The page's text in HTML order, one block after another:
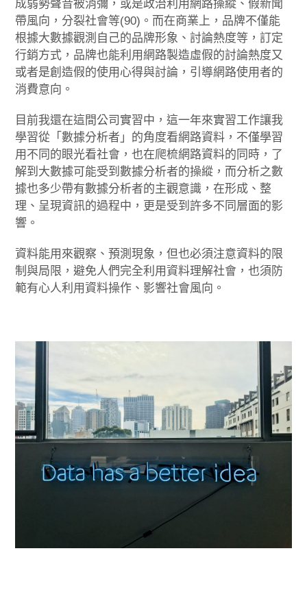
成弱勢聲音被消彌，或是政治利用網路操縱、假新聞
帶風向，分裂社會等(90)。而在商業上，品牌不僅能
根據大數據觀測自己的品牌形象、討論熱度等，訂定
行銷方式，品牌也能利用網路製造虛假的討論熱度又
或者是創造假的使用心得與討論，引導網路使用者的
消費意向。
目前我還在這間公司實習中，這一年來實習工作讓我
學習從「數據分析者」的角度看網路資料，不僅學習
用不同的眼光看社會，也在爬梳網路資料的同時，了
解到大數據可能受到數據分析者的操縱，而分析之數
據也多少帶有數據分析者的主觀意識，在形成、整
理、呈現資訊的過程中，更是受到許多不同層面的影
響。
資料能用來觀察、預測現象，但也必須注意資料的限
制與局限，避免人們完全利用資料理解社會，也須防
範有心人利用資料操作、影響社會風向。